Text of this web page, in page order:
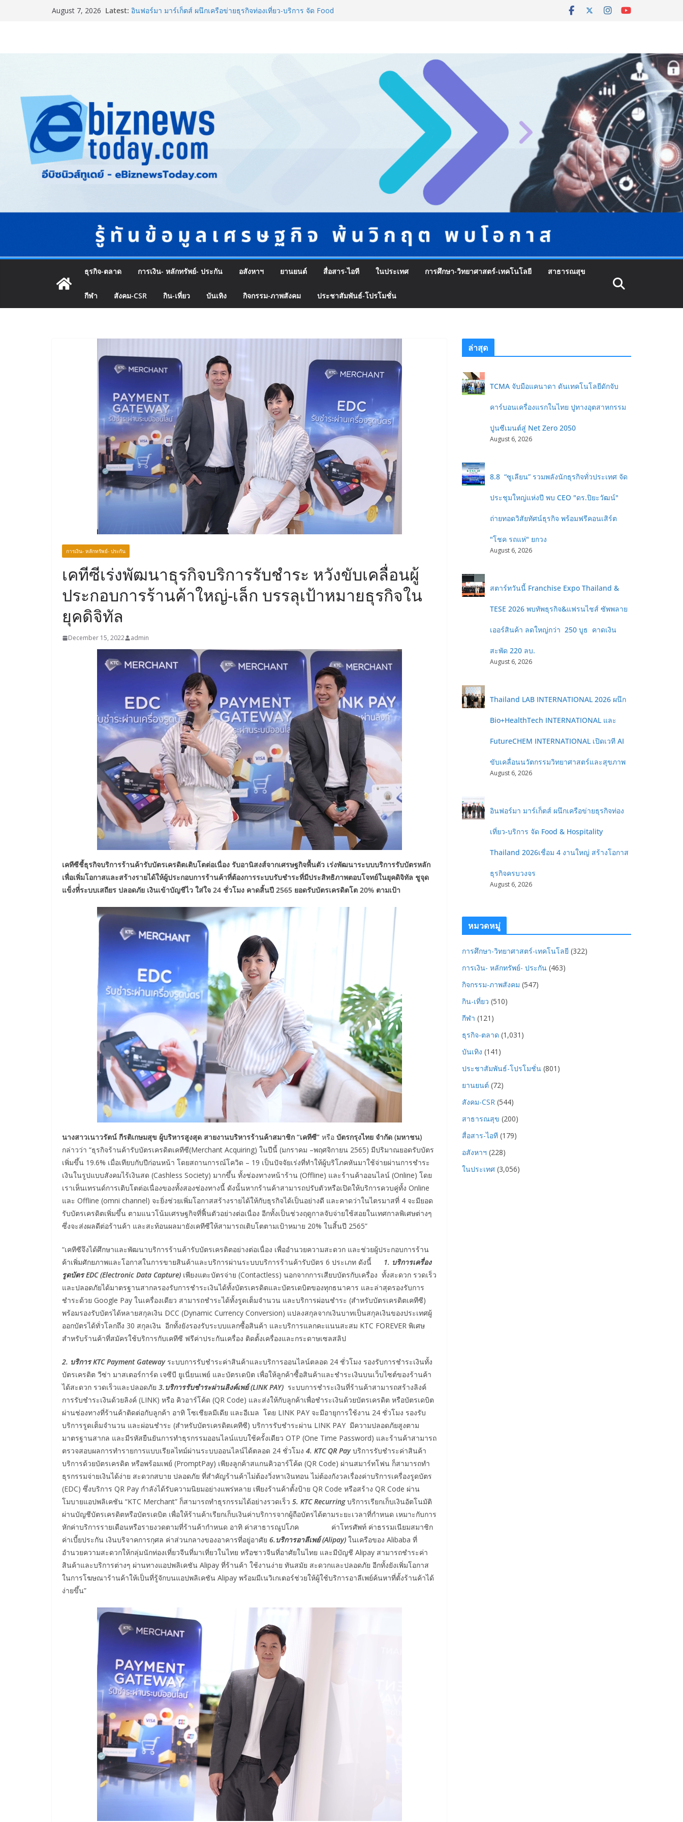
August 7, 2026 Latest: INTERNATIONAL และ FutureCHEM INTERNATIONAL เปิดเวที
CEO “ดร.ปิยะวัฒน์” ถ่ายทอดวิสัยทัศน์ธุรกิจ พร้อมฟรีคอนเสิร์ต
สตาร์ทวันนี้ Franchise Expo Thailand & TESE 2026 พบทัพ
ธุรกิจ&แฟรนไชส์ ซัพพลายเออร์สินค้า ลดใหญ่กว่า 250 บูธ คาด
เงินสะพัด 220 ลบ.
ธุรกิจ-ตลาด การเงิน- หลักทรัพย์- ประกัน อสังหาฯ ยานยนต์ สื่อสาร-ไอที ในประเทศ การศึกษา-วิทยาศาสตร์-เทคโนโลยี สาธารณสุข
กีฬา สังคม-CSR กิน-เที่ยว บันเทิง กิจกรรม-ภาพสังคม ประชาสัมพันธ์-โปรโมชั่น
การเงิน- หลักทรัพย์- ประกัน
เคทีซีเร่งพัฒนาธุรกิจบริการรับชำระ หวังขับเคลื่อนผู้
ประกอบการร้านค้าใหญ่-เล็ก บรรลุเป้าหมายธุรกิจใน
ยุคดิจิทัล
December 15, 2022 admin
เคทีซีชี้ธุรกิจบริการร้านค้ารับบัตรเครดิตเติบโตต่อเนื่อง รับอานิสงส์จากเศรษฐกิจพื้นตัว เร่งพัฒนาระบบบริการรับบัตรหลัก
เพื่อเพิ่มโอกาสและสร้างรายได้ให้ผู้ประกอบการร้านค้าที่ต้องการระบบรับชำระที่มีประสิทธิภาพตอบโจทย์ในยุคดิจิทัล ชูจุด
แข็งที่่ระบบเสถียร ปลอดภัย เงินเข้าบัญชีไว ใส่ใจ 24 ชั่วโมง คาดสิ้นปี 2565 ยอดรับบัตรเครดิตโต 20% ตามเป้า
นางสาวเนาวรัตน์ กีรติเกษมสุข ผู้บริหารสูงสุด สายงานบริหารร้านค้าสมาชิก “เคทีซี” หรือ บัตรกรุงไทย จำกัด (มหาชน)
กล่าวว่า “ธุรกิจร้านค้ารับบัตรเครดิตเคทีซี(Merchant Acquiring) ในปีนี้ (มกราคม –พฤศจิกายน 2565) มีปริมาณยอดรับบัตร
เพิ่มขึ้น 19.6% เมื่อเทียบกับปีก่อนหน้า โดยสถานการณ์โควิด – 19 เป็นปัจจัยเร่งที่ทำให้ผู้บริโภคหันมาใช้จ่ายผ่านการชำระ
เงินในรูปแบบสังคมไร้เงินสด (Cashless Society) มากขึ้น ทั้งช่องทางหน้าร้าน (Offline) และร้านค้าออนไลน์ (Online) โดย
เราเห็นเทรนด์การเติบโตต่อเนื่องของทั้งสองช่องทางนี้ ดังนั้นหากร้านค้าสามารถปรับตัวหรือเปิดให้บริการควบคู่ทั้ง Online
และ Offline (omni channel) จะยิ่งช่วยเพิ่มโอกาสสร้างรายได้ให้กับธุรกิจได้เป็นอย่างดี และคาดว่าในไตรมาสที่ 4 จะมียอด
รับบัตรเครดิตเพิ่มขึ้น ตามแนวโน้มเศรษฐกิจที่ฟื้นตัวอย่างต่อเนื่อง อีกทั้งเป็นช่วงฤดูกาลจับจ่ายใช้สอยในเทศกาลพิเศษต่างๆ
ซึ่งจะส่งผลดีต่อร้านค้า และสะท้อนผลมายังเคทีซีให้สามารถเติบโตตามเป้าหมาย 20% ในสิ้นปี 2565”
“เคทีซีจึงได้ศึกษาและพัฒนาบริการร้านค้ารับบัตรเครดิตอย่างต่อเนื่อง เพื่ออำนวยความสะดวก และช่วยผู้ประกอบการร้าน
ค้าเพิ่มศักยภาพและโอกาสในการขายสินค้าและบริการผ่านระบบบริการร้านค้ารับบัตร 6 ประเภท ดังนี้ 1. บริการเครื่อง
รูดบัตร EDC (Electronic Data Capture) เพียงแตะบัตรจ่าย (Contactless) นอกจากการเสียบบัตรกับเครื่อง ทั้งสะดวก รวดเร็ว
และปลอดภัยได้มาตรฐานสากลรองรับการชำระเงินได้ทั้งบัตรเครดิตและบัตรเดบิตของทุกธนาคาร และล่าสุดรองรับการ
ชำระด้วย Google Pay ในเครื่องเดียว สามารถชำระได้ทั้งรูดเต็มจำนวน และบริการผ่อนชำระ (สำหรับบัตรเครดิตเคทีซี)
พร้อมรองรับบัตรได้หลายสกุลเงิน DCC (Dynamic Currency Conversion) แปลงสกุลจากเงินบาทเป็นสกุลเงินของประเทศผู้
ออกบัตรได้ทั่วโลกถึง 30 สกุลเงิน อีกทั้งยังรองรับระบบแลกซื้อสินค้า และบริการแลกคะแนนสะสม KTC FOREVER พิเศษ
สำหรับร้านค้าที่สมัครใช้บริการกับเคทีซี ฟรีค่าประกันเครื่อง ติดตั้งเครื่องและกระดาษเซลสลิป
2. บริการ KTC Payment Gateway ระบบการรับชำระค่าสินค้าและบริการออนไลน์ตลอด 24 ชั่วโมง รองรับการชำระเงินทั้ง
บัตรเครดิต วีซ่า มาสเตอร์การ์ด เจซีบี ยูเนี่ยนเพย์ และบัตรเดบิต เพื่อให้ลูกค้าซื้อสินค้าและชำระเงินบนเว็บไซต์ของร้านค้า
ได้สะดวก รวดเร็วและปลอดภัย 3.บริการรับชำระผ่านลิงค์เพย์ (LINK PAY) ระบบการชำระเงินที่ร้านค้าสามารถสร้างลิงค์
การรับชำระเงินด้วยลิงค์ (LINK) หรือ คิวอาร์โค้ด (QR Code) และส่งให้กับลูกค้าเพื่อชำระเงินด้วยบัตรเครดิต หรือบัตรเดบิต
ผ่านช่องทางที่ร้านค้าติดต่อกับลูกค้า อาทิ โซเชียลมีเดีย และอีเมล โดย LINK PAY จะมีอายุการใช้งาน 24 ชั่วโมง รองรับ
บริการรูดเต็มจำนวน และผ่อนชำระ (สำหรับบัตรเครดิตเคทีซี) บริการรับชำระผ่าน LINK PAY มีความปลอดภัยสูงตาม
มาตรฐานสากล และมีรหัสยืนยันการทำธุรกรรมออนไลน์แบบใช้ครั้งเดียว OTP (One Time Password) และร้านค้าสามารถ
ตรวจสอบผลการทำรายการแบบเรียลไทม์ผ่านระบบออนไลน์ได้ตลอด 24 ชั่วโมง 4. KTC QR Pay บริการรับชำระค่าสินค้า
บริการด้วยบัตรเครดิต หรือพร้อมเพย์ (PromptPay) เพียงลูกค้าสแกนคิวอาร์โค้ด (QR Code) ผ่านสมาร์ทโฟน ก็สามารถทำ
ธุรกรรมจ่ายเงินได้ง่าย สะดวกสบาย ปลอดภัย ที่สำคัญร้านค้าไม่ต้องวิ่งหาเงินทอน ไม่ต้องกังวลเรื่องค่าบริการเครื่องรูดบัตร
(EDC) ซึ่งบริการ QR Pay กำลังได้รับความนิยมอย่างแพร่หลาย เพียงร้านค้าตั้งป้าย QR Code หรือสร้าง QR Code ผ่าน
โมบายแอปพลิเคชัน “KTC Merchant” ก็สามารถทำธุรกรรมได้อย่างรวดเร็ว 5. KTC Recurringบริการเรียกเก็บเงินอัตโนมัติ
ผ่านบัญชีบัตรเครดิตหรือบัตรเดบิต เพื่อให้ร้านค้าเรียกเก็บเงินค่าบริการจากผู้ถือบัตรได้ตามระยะเวลาที่กำหนด เหมาะกับการ
หักค่าบริการรายเดือนหรือรายงวดตามที่ร้านค้ากำหนด อาทิ ค่าสาธารณูปโภค ค่าโทรศัพท์ ค่าธรรมเนียมสมาชิก
ค่าเบี้ยประกัน เงินบริจาคการกุศล ค่าส่วนกลางของอาคารที่อยู่อาศัย 6.บริการอาลีเพย์ (Alipay) ในเครือของ Alibaba ที่
อำนวยความสะดวกให้กลุ่มนักท่องเที่ยวจีนที่มาเที่ยวในไทย หรือชาวจีนที่อาศัยในไทย และมีบัญชี Alipay สามารถชำระค่า
สินค้าและบริการต่างๆ ผ่านทางแอปพลิเคชัน Alipay ที่ร้านค้า ใช้งานง่าย ทันสมัย สะดวกและปลอดภัย อีกทั้งยังเพิ่มโอกาส
ในการโฆษณาร้านค้าให้เป็นที่รู้จักบนแอปพลิเคชัน Alipay พร้อมมีเนวิเกเตอร์ช่วยให้ผู้ใช้บริการอาลีเพย์ค้นหาที่ตั้งร้านค้าได้
ง่ายขึ้น”
ล่าสุด
TCMA จับมือแคนาดา ดันเทคโนโลยีดักจับ
คาร์บอนเครื่องแรกในไทย ปูทางอุตสาหกรรม
ปูนซีเมนต์สู่ Net Zero 2050
August 6, 2026
8.8 “ซูเลียน” รวมพลังนักธุรกิจทั่วประเทศ จัด
ประชุมใหญ่แห่งปี พบ CEO "ดร.ปิยะวัฒน์"
ถ่ายทอดวิสัยทัศน์ธุรกิจ พร้อมฟรีคอนเสิร์ต
"โชค รถแห่" ยกวง
August 6, 2026
สตาร์ทวันนี้ Franchise Expo Thailand &
TESE 2026 พบทัพธุรกิจ&แฟรนไชส์ ซัพพลาย
เออร์สินค้า ลดใหญ่กว่า 250 บูธ คาดเงิน
สะพัด 220 ลบ.
August 6, 2026
Thailand LAB INTERNATIONAL 2026 ผนึก
Bio+HealthTech INTERNATIONAL และ
FutureCHEM INTERNATIONAL เปิดเวที AI
ขับเคลื่อนนวัตกรรมวิทยาศาสตร์และสุขภาพ
August 6, 2026
อินฟอร์มา มาร์เก็ตส์ ผนึกเครือข่ายธุรกิจท่อง
เที่ยว-บริการ จัด Food & Hospitality
Thailand 2026เชื่อม 4 งานใหญ่ สร้างโอกาส
ธุรกิจครบวงจร
August 6, 2026
หมวดหมู่
การศึกษา-วิทยาศาสตร์-เทคโนโลยี (322)
การเงิน- หลักทรัพย์- ประกัน (463)
กิจกรรม-ภาพสังคม (547)
กิน-เที่ยว (510)
กีฬา (121)
ธุรกิจ-ตลาด (1,031)
บันเทิง (141)
ประชาสัมพันธ์-โปรโมชั่น (801)
ยานยนต์ (72)
สังคม-CSR (544)
สาธารณสุข (200)
สื่อสาร-ไอที (179)
อสังหาฯ (228)
ในประเทศ (3,056)